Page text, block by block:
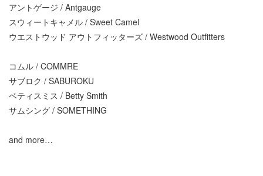
アントゲージ / Antgauge
スウィートキャメル / Sweet Camel
ウエストウッド アウトフィッターズ / Westwood Outfitters
コムル / COMMRE
サブロク / SABUROKU
ベティスミス / Betty Smith
サムシング / SOMETHING
and more…